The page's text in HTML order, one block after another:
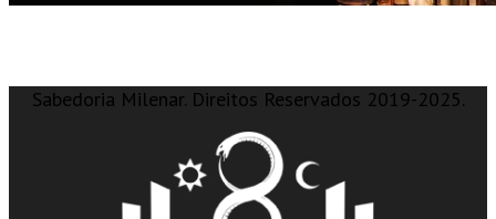
Sabedoria Milenar. Direitos Reservados 2019-2025.